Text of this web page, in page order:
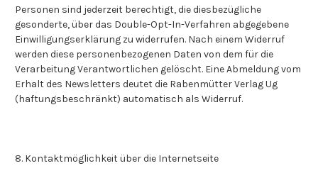
Personen sind jederzeit berechtigt, die diesbezügliche
gesonderte, über das Double-Opt-In-Verfahren abgegebene
Einwilligungserklärung zu widerrufen. Nach einem Widerruf
werden diese personenbezogenen Daten von dem für die
Verarbeitung Verantwortlichen gelöscht. Eine Abmeldung vom
Erhalt des Newsletters deutet die Rabenmütter Verlag Ug
(haftungsbeschränkt) automatisch als Widerruf.
8. Kontaktmöglichkeit über die Internetseite